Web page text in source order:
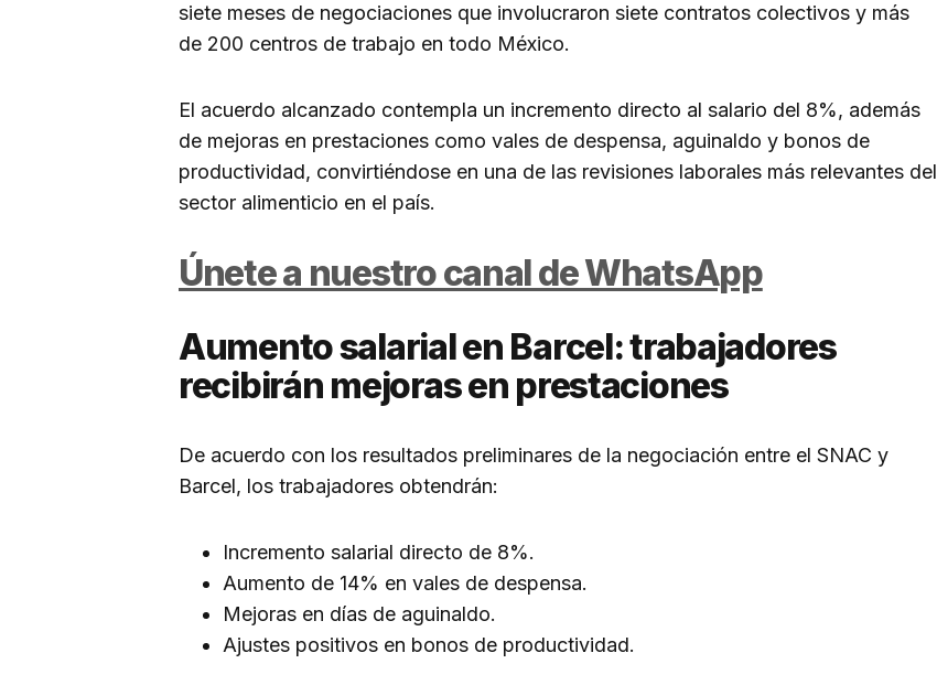
siete meses de negociaciones que involucraron siete contratos colectivos y más
de 200 centros de trabajo en todo México.
El acuerdo alcanzado contempla un incremento directo al salario del 8%, además
de mejoras en prestaciones como vales de despensa, aguinaldo y bonos de
productividad, convirtiéndose en una de las revisiones laborales más relevantes del
sector alimenticio en el país.
Únete a nuestro canal de WhatsApp
Aumento salarial en Barcel: trabajadores
recibirán mejoras en prestaciones
De acuerdo con los resultados preliminares de la negociación entre el SNAC y
Barcel, los trabajadores obtendrán:
Incremento salarial directo de 8%.
Aumento de 14% en vales de despensa.
Mejoras en días de aguinaldo.
Ajustes positivos en bonos de productividad.